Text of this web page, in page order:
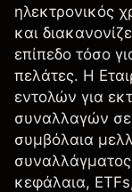
ηλεκτρονικός
και
επίπεδο τόσο
πελάτες. Η
εντολών για
συναλλαγών σε
συμβόλαια
κεφάλαια,